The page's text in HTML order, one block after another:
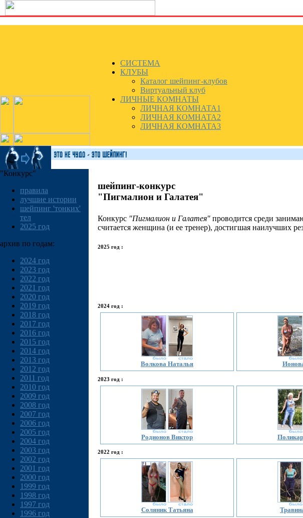
СИСТЕМА
КЛУБЫ
Каталог шейпинг-клубов
Виртуальный клуб
ЛИЧНЫЕ КОМНАТЫ
ЛИЧНАЯ КОМНАТА1
ЛИЧНАЯ КОМНАТА2
ЛИЧНАЯ КОМНАТА3
"Конкурс"
правила
лучшие истории
шейпинг 'тонких'
тел
2025 год
архив по годам:
2024 год
2023 год
2022 год
2021 год
2020 год
2019 год
2018 год
2017 год
2016 год
2015 год
2014 год
2013 год
2012 год
2011 год
2010 год
2009 год
2008 год
2007 год
2006 год
2005 год
2004 год
2003 год
2002 год
2001 год
2000 год
1999 год
1998 год
1997 год
1996 год
шейпинг-конкурс
"Пигмалион и Галатея"
Конкурс "Пигмалион и Галатея" проводится среди
считается женщина (и ее тренер), достигшая наилучших
2025 год :
2024 год :
Волкова Наталья
2023 год :
Родионов Виктор
2022 год :
Соляник Татьяна